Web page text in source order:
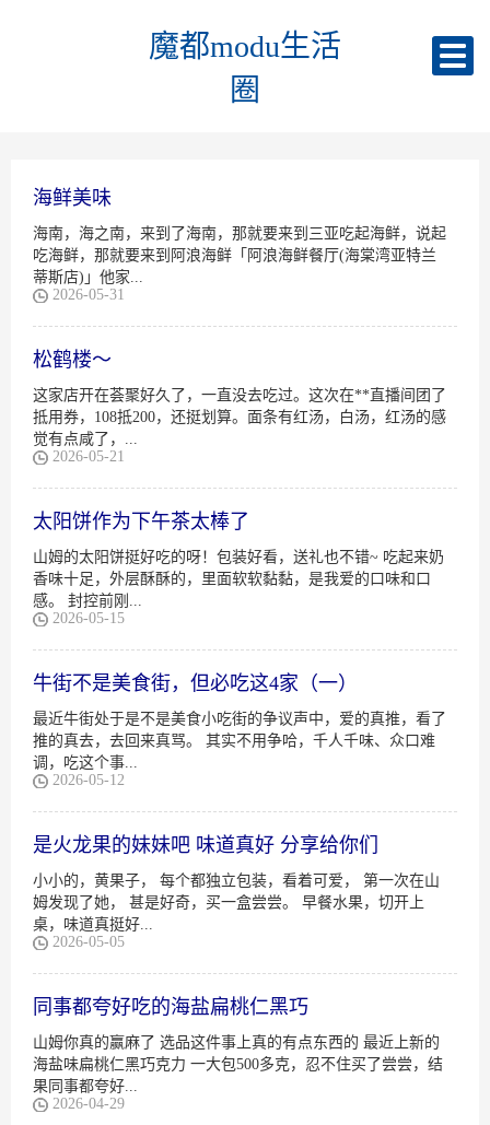
魔都modu生活
圈
海鲜美味
海南，海之南，来到了海南，那就要来到三亚吃起海鲜，说起
吃海鲜，那就要来到阿浪海鲜「阿浪海鲜餐厅(海棠湾亚特兰
蒂斯店)」他家...
2026-05-31
松鹤楼～
这家店开在荟聚好久了，一直没去吃过。这次在**直播间团了
抵用券，108抵200，还挺划算。面条有红汤，白汤，红汤的感
觉有点咸了，...
2026-05-21
太阳饼作为下午茶太棒了
山姆的太阳饼挺好吃的呀！包装好看，送礼也不错~ 吃起来奶
香味十足，外层酥酥的，里面软软黏黏，是我爱的口味和口
感。 封控前刚...
2026-05-15
牛街不是美食街，但必吃这4家（一）
最近牛街处于是不是美食小吃街的争议声中，爱的真推，看了
推的真去，去回来真骂。 其实不用争哈，千人千味、众口难
调，吃这个事...
2026-05-12
是火龙果的妹妹吧 味道真好 分享给你们
小小的，黄果子， 每个都独立包装，看着可爱， 第一次在山
姆发现了她， 甚是好奇，买一盒尝尝。 早餐水果，切开上
桌，味道真挺好...
2026-05-05
同事都夸好吃的海盐扁桃仁黑巧
山姆你真的赢麻了 选品这件事上真的有点东西的 最近上新的
海盐味扁桃仁黑巧克力 一大包500多克，忍不住买了尝尝，结
果同事都夸好...
2026-04-29